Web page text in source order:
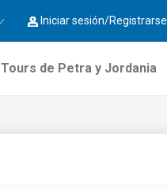
Iniciar sesión/Registrarse
Tours de Petra y Jordania